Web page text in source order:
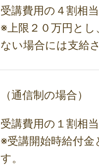
受講費用の４割相
※上限２０万円とし
ない場合には支給
（通信制の場合）
受講費用の１割相
※受講開始時給付
す。